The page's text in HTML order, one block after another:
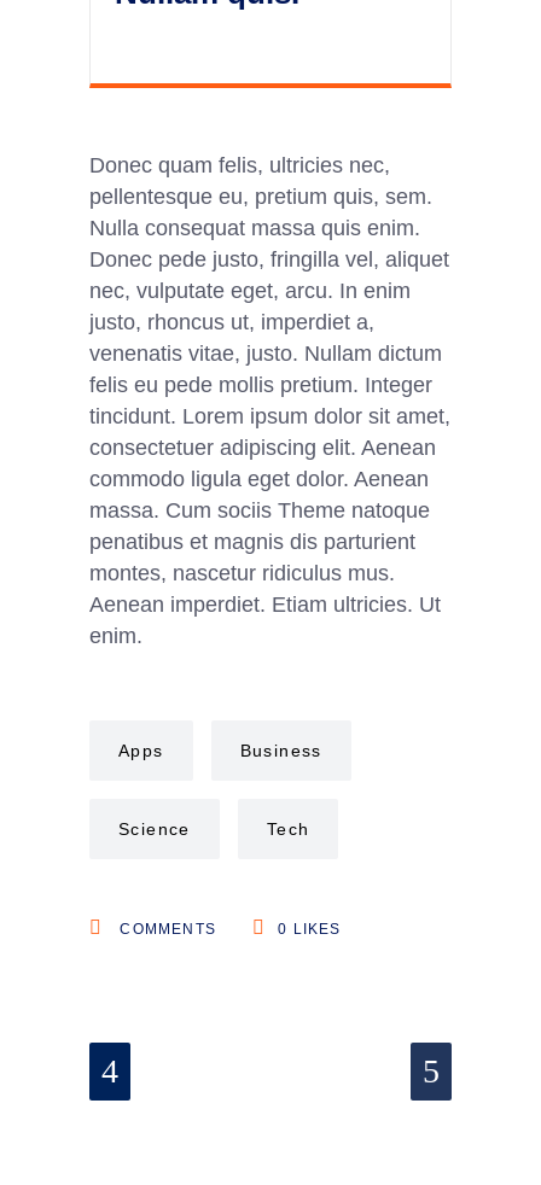
Donec quam felis, ultricies nec,
pellentesque eu, pretium quis, sem.
Nulla consequat massa quis enim.
Donec pede justo, fringilla vel, aliquet
nec, vulputate eget, arcu. In enim
justo, rhoncus ut, imperdiet a,
venenatis vitae, justo. Nullam dictum
felis eu pede mollis pretium. Integer
tincidunt. Lorem ipsum dolor sit amet,
consectetuer adipiscing elit. Aenean
commodo ligula eget dolor. Aenean
massa. Cum sociis Theme natoque
penatibus et magnis dis parturient
montes, nascetur ridiculus mus.
Aenean imperdiet. Etiam ultricies. Ut
enim.
Apps Business
Science Tech
COMMENTS 0 LIKES